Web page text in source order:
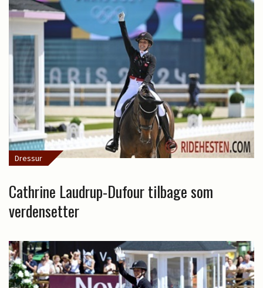
Dressur
Cathrine Laudrup-Dufour tilbage som
verdensetter